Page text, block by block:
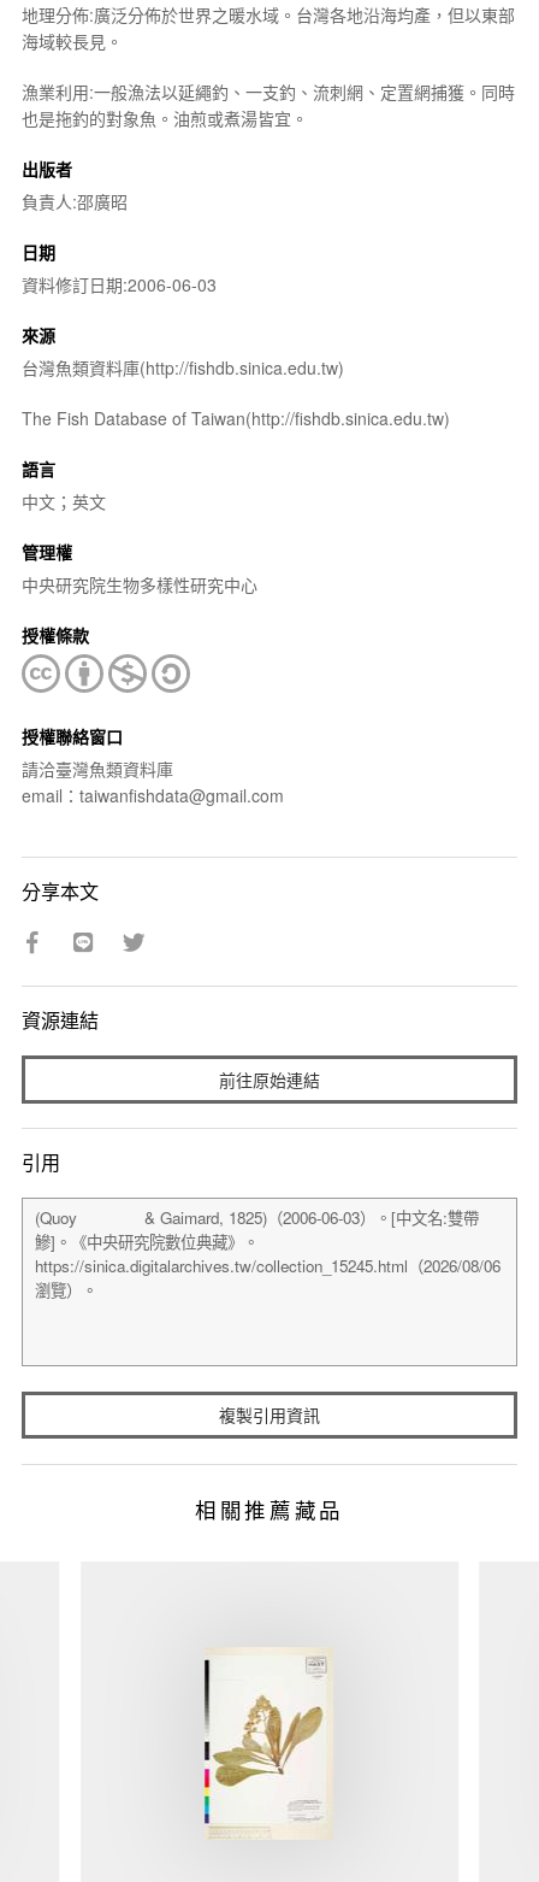
地理分佈:廣泛分佈於世界之暖水域。台灣各地沿海均產，但以東部
海域較長見。
漁業利用:一般漁法以延繩釣、一支釣、流刺網、定置網捕獲。同時
也是拖釣的對象魚。油煎或煮湯皆宜。
出版者
負責人:邵廣昭
日期
資料修訂日期:2006-06-03
來源
台灣魚類資料庫(http://fishdb.sinica.edu.tw)
The Fish Database of Taiwan(http://fishdb.sinica.edu.tw)
語言
中文；英文
管理權
中央研究院生物多樣性研究中心
授權條款
授權聯絡窗口
請洽臺灣魚類資料庫
email：taiwanfishdata@gmail.com
分享本文
資源連結
前往原始連結
引用
複製引用資訊
相關推薦藏品